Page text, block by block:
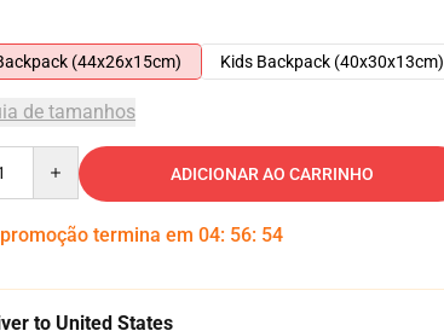
(44x26x15cm)
Kids Backpack (40x30x13cm)
de tamanhos
ADICIONAR AO CARRINHO
termina em 04: 56: 53
to United States